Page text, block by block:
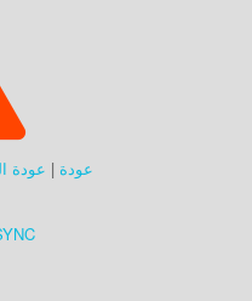
عودة | عودة